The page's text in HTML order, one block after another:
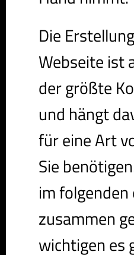
Die
Webseite ist
der größte
und hängt
für eine Art
Sie
im folgenden
zusammen
wichtigen es